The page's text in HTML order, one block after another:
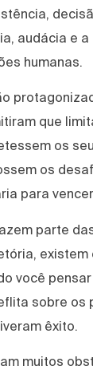
audácia e
humanas.
que
os
os
para
parte
existem
você
sobre os
êxito.
muitos